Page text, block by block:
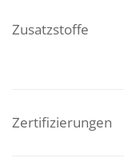
Zusatzstoffe
Zertifizierungen